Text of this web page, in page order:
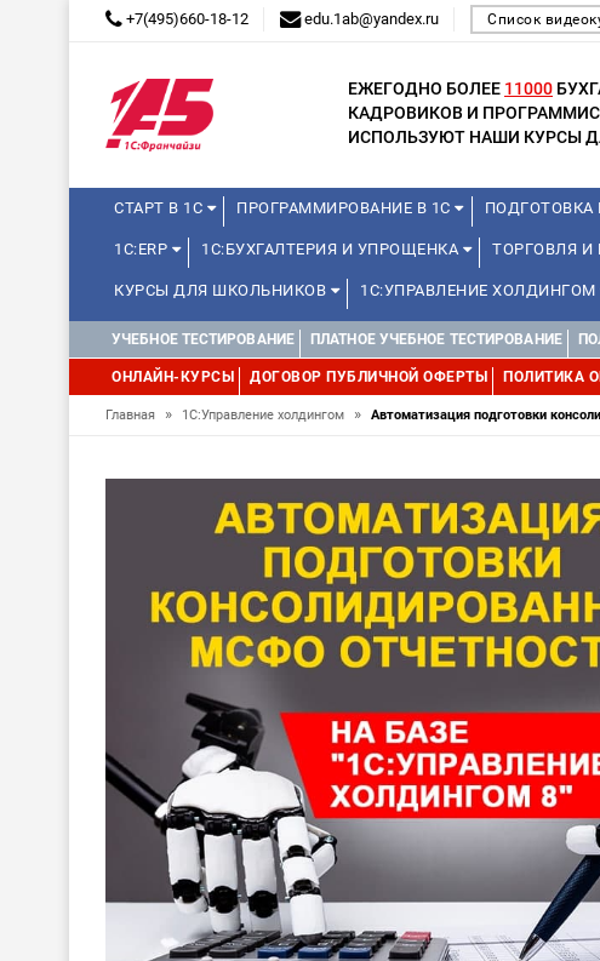
+7(495)660-18-12 edu.1ab@yandex.ru Список
ЕЖЕГОДНО БОЛЕЕ 11000
КАДРОВИКОВ И
ИСПОЛЬЗУЮТ НАШИ КУРСЫ
СТАРТ В 1С ПРОГРАММИРОВАНИЕ В 1С ПОДГОТОВКА
1С:ERP 1С:БУХГАЛТЕРИЯ И УПРОЩЕНКА ТОРГОВЛЯ И
КУРСЫ ДЛЯ ШКОЛЬНИКОВ 1С:УПРАВЛЕНИЕ ХОЛДИНГОМ
УЧЕБНОЕ ТЕСТИРОВАНИЕ ПЛАТНОЕ УЧЕБНОЕ ТЕСТИРОВАНИЕ
ОНЛАЙН-КУРСЫ ДОГОВОР ПУБЛИЧНОЙ ОФЕРТЫ ПОЛИТИКА
Главная » 1С:Управление холдингом » Автоматизация подготовки